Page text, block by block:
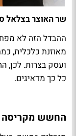
שר האוצר בצלאל
ההבדל הזה לא
מאוזנת כלכלית,
ועסק בצרות. לכן,
כל כך מדאיגים.
החשש מקריסה